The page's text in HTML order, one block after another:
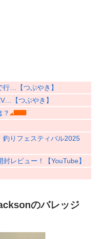
…【つぶやき】
【つぶやき】
？
りフェスティバル2025
レビュー！【YouTube】
のバレッジ